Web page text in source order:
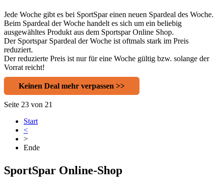
Jede Woche gibt es bei SportSpar einen neuen Spardeal des Woche.
Beim Spardeal der Woche handelt es sich um ein beliebig
ausgewähltes Produkt aus dem Sportspar Online Shop.
Der Sportspar Spardeal der Woche ist oftmals stark im Preis
reduziert.
Der reduzierte Preis ist nur für eine Woche gültig bzw. solange der
Vorrat reicht!
Keinen Deal mehr verpassen >>
Seite 23 von 21
Start
<
>
Ende
SportSpar Online-Shop